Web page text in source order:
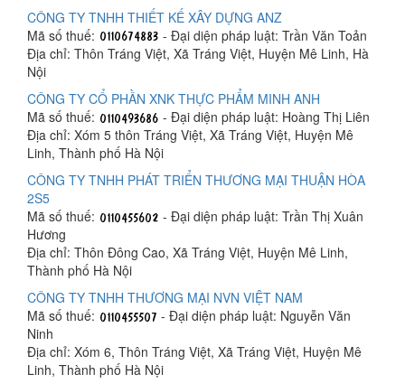
CÔNG TY TNHH THIẾT KẾ XÂY DỰNG ANZ
Mã số thuế:
- Đại diện pháp luật: Trần Văn Toản
Địa chỉ: Thôn Tráng Việt, Xã Tráng Việt, Huyện Mê Linh, Hà
Nội
CÔNG TY CỔ PHẦN XNK THỰC PHẨM MINH ANH
Mã số thuế:
- Đại diện pháp luật: Hoàng Thị Liên
Địa chỉ: Xóm 5 thôn Tráng Việt, Xã Tráng Việt, Huyện Mê
Linh, Thành phố Hà Nội
CÔNG TY TNHH PHÁT TRIỂN THƯƠNG MẠI THUẬN HÒA
2S5
Mã số thuế:
- Đại diện pháp luật: Trần Thị Xuân
Hương
Địa chỉ: Thôn Đông Cao, Xã Tráng Việt, Huyện Mê Linh,
Thành phố Hà Nội
CÔNG TY TNHH THƯƠNG MẠI NVN VIỆT NAM
Mã số thuế:
- Đại diện pháp luật: Nguyễn Văn
Ninh
Địa chỉ: Xóm 6, Thôn Tráng Việt, Xã Tráng Việt, Huyện Mê
Linh, Thành phố Hà Nội